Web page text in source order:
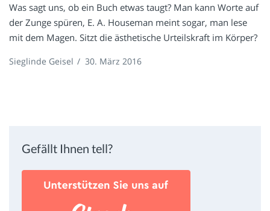
Was sagt uns, ob ein Buch etwas taugt? Man kann Worte auf
der Zunge spüren, E. A. Houseman meint sogar, man lese
mit dem Magen. Sitzt die ästhetische Urteilskraft im Körper?
Sieglinde Geisel / 30. März 2016
Gefällt Ihnen tell?